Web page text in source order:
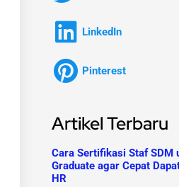
LinkedIn
Pinterest
Artikel Terbaru
Cara Sertifikasi Staf SDM
Graduate agar Cepat
HR